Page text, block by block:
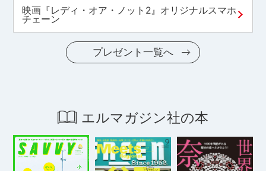
映画『レディ・オア・ノット2』オリジナルスマホ
チェーン
プレゼント一覧へ
エルマガジン社の本